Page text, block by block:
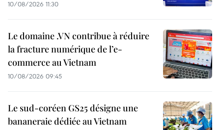
10/08/2026 11:30
Le domaine .VN contribue à réduire
la fracture numérique de l’e-
commerce au Vietnam
10/08/2026 09:45
Le sud-coréen GS25 désigne une
bananeraie dédiée au Vietnam